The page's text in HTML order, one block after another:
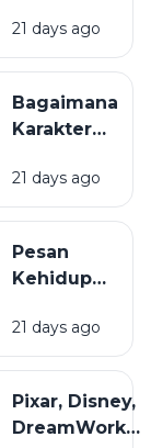
Lebar:
Bagaimana
Animasi
Diproduksi?
21 days ago
Bagaimana
Karakter
Dibuat
hingga
Mudah
Diingat?
21 days ago
Pesan
Kehidupan
Film
Animasi
Sering
Terlewat
21 days ago
Pixar, Disney,
DreamWorks,